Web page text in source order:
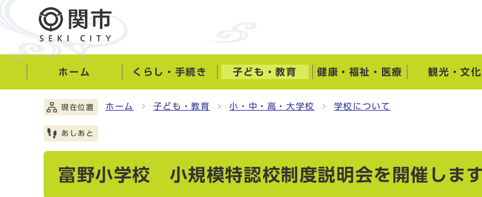
ホーム くらし・手続き 子ども・教育 健康・福祉・医療 観光・文化
現在位置 ホーム 子ども・教育 小・中・高・大学校 学校について
あしあと
富野小学校 小規模特認校制度説明会を開催します